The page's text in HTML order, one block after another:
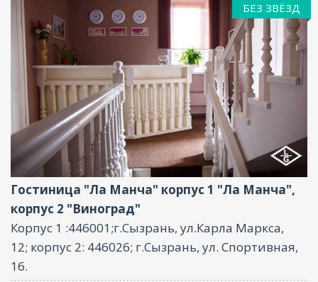
Фитнес центр, Ресторан, Бассейн, Бар, Парковка,
Интернет, Баня
БЕЗ ЗВЁЗД
Гостиница "Ла Манча" корпус 1 "Ла Манча",
корпус 2 "Виноград"
Корпус 1 :446001;г.Сызрань, ул.Карла Маркса,
12; корпус 2: 446026; г.Сызрань, ул. Спортивная,
16.